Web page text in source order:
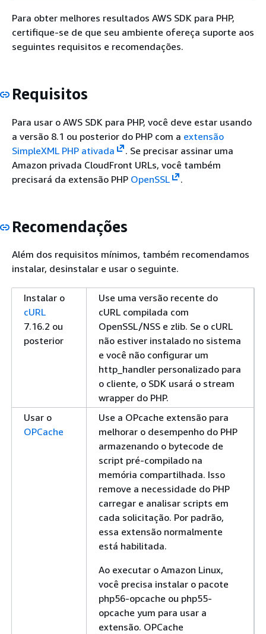
Para obter melhores resultados AWS SDK para PHP,
certifique-se de que seu ambiente ofereça suporte aos
seguintes requisitos e recomendações.
Requisitos
Para usar o AWS SDK para PHP, você deve estar usando
a versão 8.1 ou posterior do PHP com a extensão
SimpleXML PHP ativada
. Se precisar assinar uma
Amazon privada CloudFront URLs, você também
precisará da extensão PHP OpenSSL .
Recomendações
Além dos requisitos mínimos, também recomendamos
instalar, desinstalar e usar o seguinte.
Instalar o
cURL
7.16.2 ou
posterior
Use uma versão recente do
cURL compilada com
OpenSSL/NSS e zlib. Se o cURL
não estiver instalado no sistema
e você não configurar um
http_handler personalizado para
o cliente, o SDK usará o stream
wrapper do PHP.
Usar o
OPCache
Use a OPcache extensão para
melhorar o desempenho do PHP
armazenando o bytecode de
script pré-compilado na
memória compartilhada. Isso
remove a necessidade do PHP
carregar e analisar scripts em
cada solicitação. Por padrão,
essa extensão normalmente
está habilitada.
Ao executar o Amazon Linux,
você precisa instalar o pacote
php56-opcache ou php55-
opcache yum para usar a
extensão. OPCache